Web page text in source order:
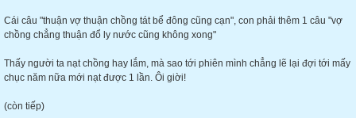
Cái câu "thuận vợ thuận chồng tát bể đông cũng cạn", con phải thêm 1 câu "vợ
chồng chẳng thuận đổ ly nước cũng không xong"
Thấy người ta nạt chồng hay lắm, mà sao tới phiên mình chẳng lẽ lại đợi tới mấy
chục năm nữa mới nạt được 1 lần. Ôi giời!
(còn tiếp)